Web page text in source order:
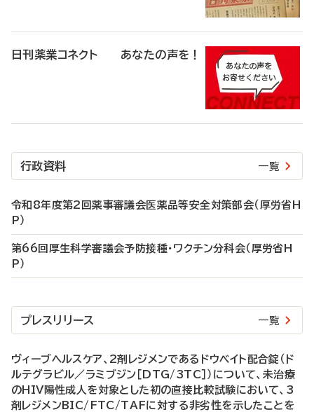
日刊薬業コネクト あなたの声を！
行政資料 一覧
令和8年度第2回薬事審議会医薬品等安全対策部会（厚労省H
P）
第66回厚生科学審議会予防接種・ワクチン分科会（厚労省H
P）
プレスリリース 一覧
ヴィーブヘルスケア、2剤レジメンであるドウベイト配合錠（ド
ルテグラビル／ラミブジン［DTG/3TC］）について、未治療
のHIV陽性成人を対象とした初の直接比較試験において、3
剤レジメンBIC/FTC/TAFに対する非劣性を示したことを